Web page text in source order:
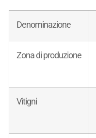
Denominazione
Zona di produzione
Vitigni